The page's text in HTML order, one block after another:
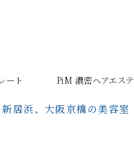
ート PiM 濃密ヘアエステ
居浜、大阪京橋の美容室